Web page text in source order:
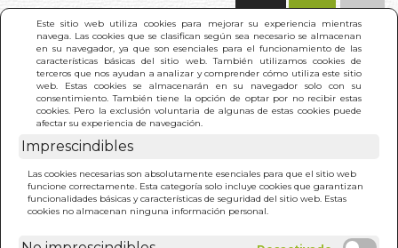
Este sitio web utiliza cookies para mejorar su experiencia mientras
navega. Las cookies que se clasifican según sea necesario se almacenan
en su navegador, ya que son esenciales para el funcionamiento de las
características básicas del sitio web. También utilizamos cookies de
terceros que nos ayudan a analizar y comprender cómo utiliza este sitio
web. Estas cookies se almacenarán en su navegador solo con su
consentimiento. También tiene la opción de optar por no recibir estas
cookies. Pero la exclusión voluntaria de algunas de estas cookies puede
afectar su experiencia de navegación.
Imprescindibles
Las cookies necesarias son absolutamente esenciales para que el sitio web
funcione correctamente. Esta categoría solo incluye cookies que garantizan
funcionalidades básicas y características de seguridad del sitio web. Estas
cookies no almacenan ninguna información personal.
INICIO >